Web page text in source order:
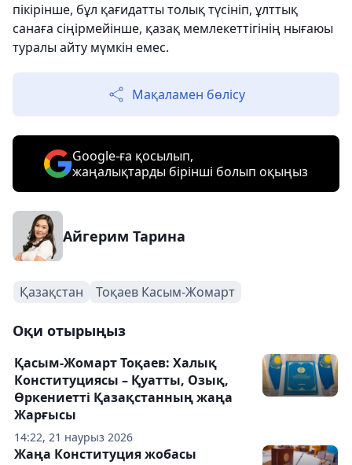
пікірінше, бұл қағидатты толық түсініп, ұлттық
санаға сіңірмейінше, қазақ мемлекеттігінің нығаюы
туралы айту мүмкін емес.
Мақаламен бөлісу
Google-ға қосылып,
жаңалықтарды бірінші болып оқыңыз
Айгерим Тарина
Қазақстан Тоқаев Касым-Жомарт
Оқи отырыңыз
14:22, 21 наурыз 2026
Қасым-Жомарт Тоқаев: Халық
Конституциясы – Қуатты, Озық,
Өркениетті Қазақстанның жаңа
Жарғысы
Жаңа Конституция жобасы